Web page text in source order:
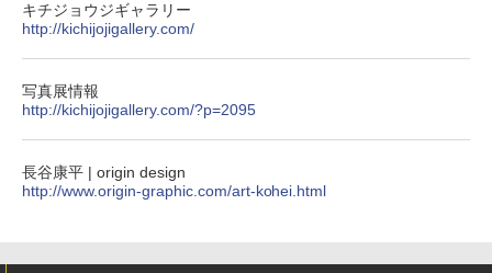
キチジョウジギャラリー
http://kichijojigallery.com/
写真展情報
http://kichijojigallery.com/?p=2095
長谷康平 | origin design
http://www.origin-graphic.com/art-kohei.html